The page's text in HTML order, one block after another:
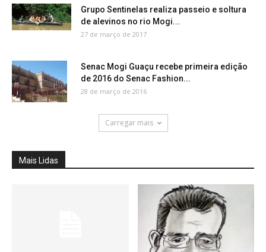
Grupo Sentinelas realiza passeio e soltura
de alevinos no rio Mogi...
27 de março de 2017
Senac Mogi Guaçu recebe primeira edição
de 2016 do Senac Fashion...
28 de março de 2016
Carregar mais
Mais Lidas